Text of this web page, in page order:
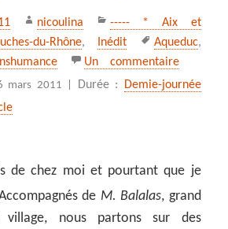
Auteur
nicoulina Catégories
----- * Aix et
du-Rhône, Inédit
Mots-
clés
Aqueduc,
Un commentairesur
mars 2011 | Durée : Demie-journée
de chez moi et pourtant que je
de M. Balalas, grand
village, nous partons sur des